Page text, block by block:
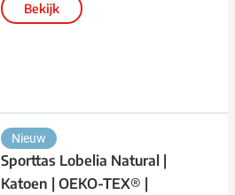
Bekijk
Nieuw
Sporttas Lobelia Natural |
Katoen | OEKO-TEX® |